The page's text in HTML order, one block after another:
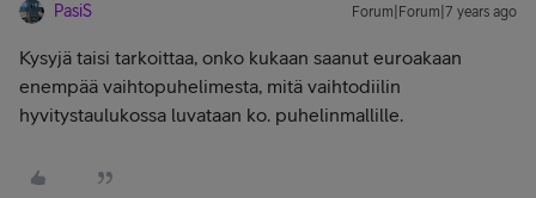
PasiS Forum|Forum|7 years ago
Kysyjä taisi tarkoittaa, onko kukaan saanut euroakaan
enempää vaihtopuhelimesta, mitä vaihtodiilin
hyvitystaulukossa luvataan ko. puhelinmallille.